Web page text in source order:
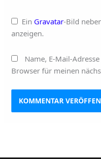
Ein Gravatar-Bild
anzeigen.
Name, E-Mail-
Browser für meinen